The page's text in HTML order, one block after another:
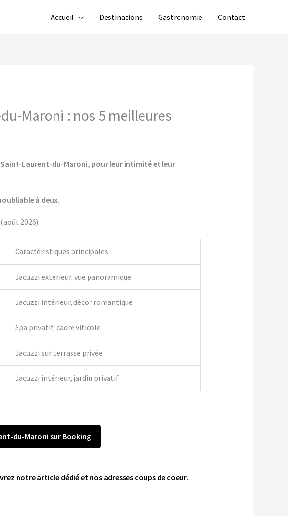
Accueil Destinations Gastronomie Contact
Maroni : nos 5 meilleures
Laurent-du-Maroni, pour leur intimité et leur
à deux.
2026)
Caractéristiques principales
Jacuzzi extérieur, vue panoramique
Jacuzzi intérieur, décor romantique
Spa privatif, cadre viticole
Jacuzzi sur terrasse privée
Jacuzzi intérieur, jardin privatif
du-Maroni sur Booking
notre article dédié et nos adresses coups de coeur.